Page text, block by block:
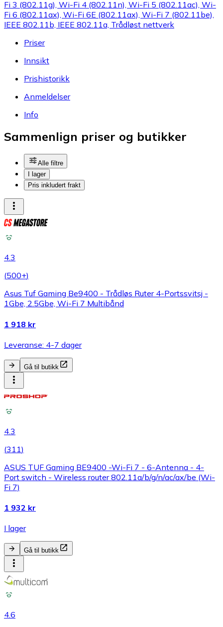
Fi 3 (802.11g), Wi-Fi 4 (802.11n), Wi-Fi 5 (802.11ac), Wi-
Fi 6 (802.11ax), Wi-Fi 6E (802.11ax), Wi-Fi 7 (802.11be),
IEEE 802.11b, IEEE 802.11a, Trådløst nettverk
Priser
Innsikt
Prishistorikk
Anmeldelser
Info
Sammenlign priser og butikker
Alle filtre
I lager
Pris inkludert frakt
4.3
(500+)
Asus Tuf Gaming Be9400 - Trådløs Ruter 4-Portssvitsj -
1Gbe, 2.5Gbe, Wi-Fi 7 Multibånd
1 918 kr
Leveranse: 4-7 dager
Gå til butikk
4.3
(311)
ASUS TUF Gaming BE9400 -Wi-Fi 7 - 6-Antenna - 4-
Port switch - Wireless router 802.11a/b/g/n/ac/ax/be (Wi-
Fi 7)
1 932 kr
I lager
Gå til butikk
4.6